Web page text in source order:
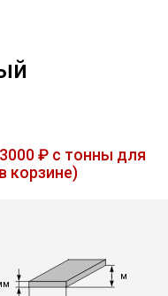
₽ с тонны для
корзине)
м